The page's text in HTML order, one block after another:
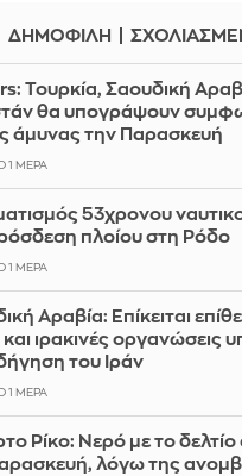
ΔΗΜΟΦΙΛΗ
Τουρκία, Σαουδική
θα υπογράψουν
άμυνας την Παρασκευή
1 ΜΈΡΑ
53χρονου
πλοίου στη Ρόδο
1 ΜΈΡΑ
Αραβία: Επίκειται
και ιρακινές οργανώσεις
του Ιράν
1 ΜΈΡΑ
Ρίκο: Νερό με το
λόγω της